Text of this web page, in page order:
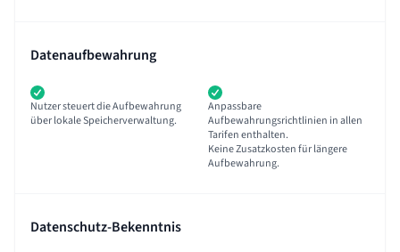
Datenaufbewahrung
Nutzer steuert die Aufbewahrung
über lokale Speicherverwaltung.
Anpassbare
Aufbewahrungsrichtlinien in allen
Tarifen enthalten.
Keine Zusatzkosten für längere
Aufbewahrung.
Datenschutz-Bekenntnis